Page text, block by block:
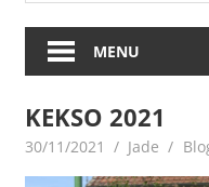
MENU
KEKSO 2021
30/11/2021 Jade